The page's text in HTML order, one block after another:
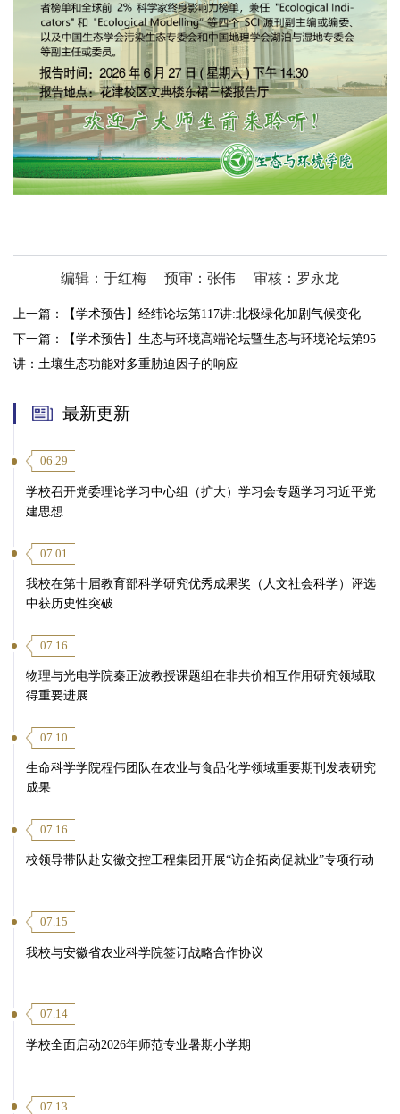
编辑：于红梅 预审：张伟 审核：罗永龙
上一篇：
【学术预告】经纬论坛第117讲:北极绿化加剧气候变化
下一篇：
【学术预告】生态与环境高端论坛暨生态与环境论坛第95
讲：土壤生态功能对多重胁迫因子的响应
最新更新
06.29
学校召开党委理论学习中心组（扩大）学习会专题学习习近平党
建思想
07.01
我校在第十届教育部科学研究优秀成果奖（人文社会科学）评选
中获历史性突破
07.16
物理与光电学院秦正波教授课题组在非共价相互作用研究领域取
得重要进展
07.10
生命科学学院程伟团队在农业与食品化学领域重要期刊发表研究
成果
07.16
校领导带队赴安徽交控工程集团开展“访企拓岗促就业”专项行动
07.15
我校与安徽省农业科学院签订战略合作协议
07.14
学校全面启动2026年师范专业暑期小学期
07.13